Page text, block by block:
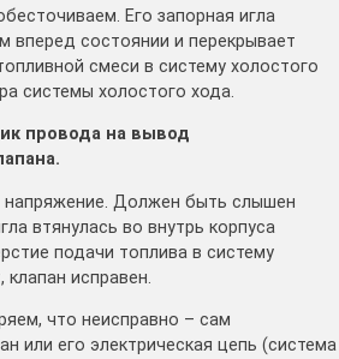
Его запорная игла
вперед состоянии и перекрывает
смеси в систему холостого
системы холостого хода.
провода на вывод
напряжение. Должен быть слышен
втянулась во внутрь корпуса
подачи топлива в систему
клапан исправен.
что неисправно – сам
или его электрическая цепь (система